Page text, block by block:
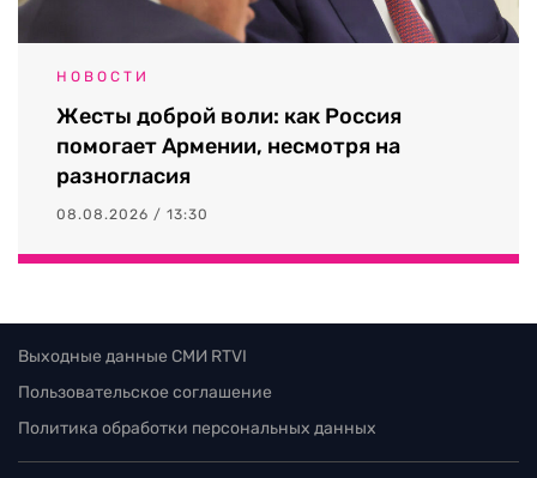
НОВОСТИ
Жесты доброй воли: как Россия
помогает Армении, несмотря на
разногласия
08.08.2026 / 13:30
Выходные данные СМИ RTVI
Пользовательское соглашение
Политика обработки персональных данных